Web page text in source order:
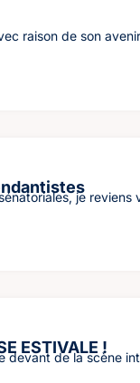
raison de son
je
ESTIVALE !
devant de la scène